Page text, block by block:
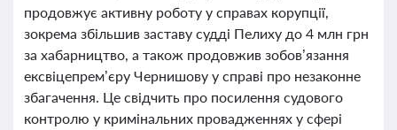
продовжує активну роботу у справах корупції,
зокрема збільшив заставу судді Пелиху до 4 млн грн
за хабарництво, а також продовжив зобов’язання
ексвіцепрем’єру Чернишову у справі про незаконне
збагачення. Це свідчить про посилення судового
контролю у кримінальних провадженнях у сфері